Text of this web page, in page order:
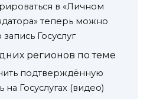
в «Личном
теперь можно
Госуслуг
регионов по теме
подтверждённую
на Госуслугах (видео)